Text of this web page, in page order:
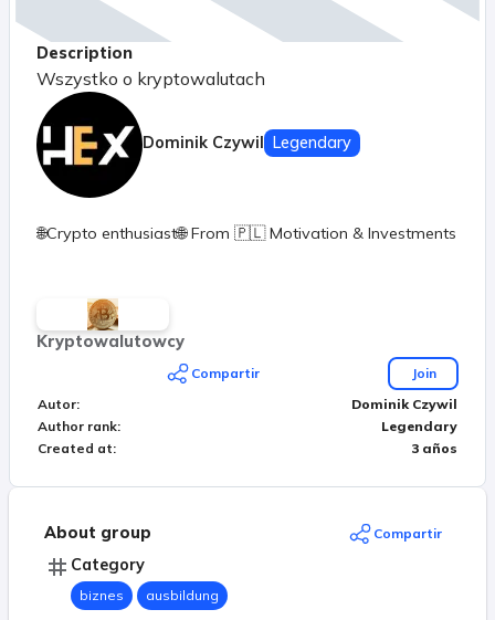
Description
Wszystko o kryptowalutach
Dominik Czywil Legendary
🌐Crypto enthusiast🌐 From 🇵🇱 Motivation & Investments
Kryptowalutowcy
Compartir
Join
Autor:
Dominik Czywil
Author rank:
Legendary
Created at: 3 años
About group Compartir
Category
biznes ausbildung